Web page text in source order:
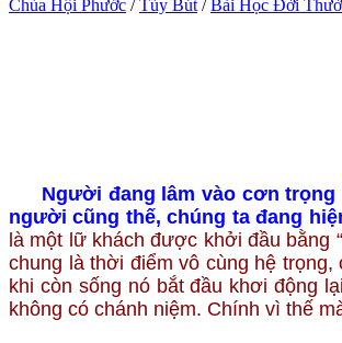
Chùa Hội Phước / Tùy Bút / Bài Học Đời
Người đang lâm vào cơn
người cũng thế, chúng ta đang
là một lữ khách được khởi đầu bằng
chung là thời điểm vô cùng hệ
khi còn sống nó bắt đầu khơi động
không có chánh niệm. Chính vì thế